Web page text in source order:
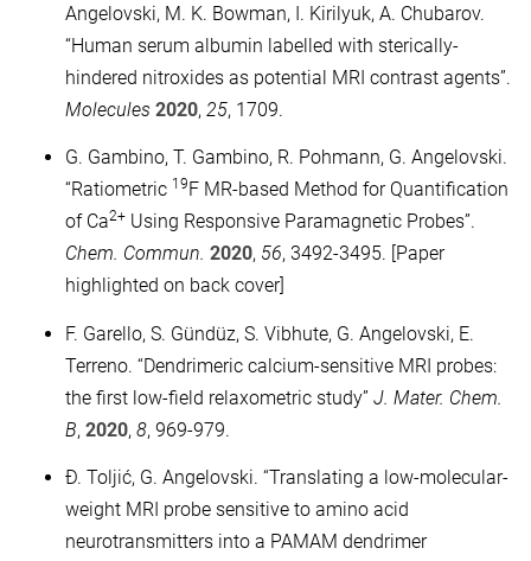
Angelovski, M. K. Bowman, I. Kirilyuk, A. Chubarov.
“Human serum albumin labelled with sterically-
hindered nitroxides as potential MRI contrast agents”.
Molecules 2020, 25, 1709.
G. Gambino, T. Gambino, R. Pohmann, G. Angelovski.
“Ratiometric 19 F MR-based Method for Quantification
of Ca2+ Using Responsive Paramagnetic Probes”.
Chem. Commun. 2020, 56, 3492-3495. [Paper
highlighted on back cover]
F. Garello, S. Gündüz, S. Vibhute, G. Angelovski, E.
Terreno. “Dendrimeric calcium-sensitive MRI probes:
the first low-field relaxometric study” J. Mater. Chem.
B, 2020, 8, 969-979.
Đ. Toljić, G. Angelovski. “Translating a low-molecular-
weight MRI probe sensitive to amino acid
neurotransmitters into a PAMAM dendrimer